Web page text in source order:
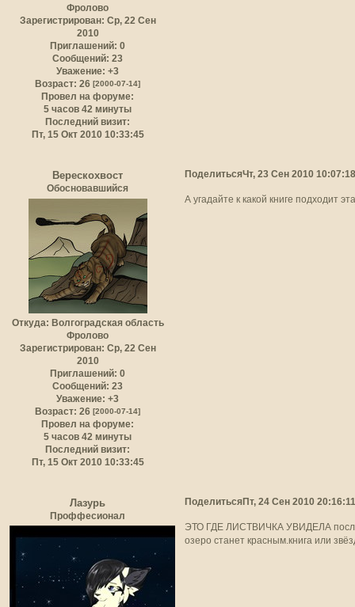
Фролово
Зарегистрирован: Ср, 22 Сен
2010
Приглашений: 0
Сообщений: 23
Уважение: +3
Возраст: 26[2000-07-14]
Провел на форуме:
5 часов 42 минуты
Последний визит:
Пт, 15 Окт 2010 10:33:45
ПоделитьсяЧт, 23 Сен 2010 10:07:18
Верескохвост
Обосновавшийся
Откуда: Волгоградская область
Фролово
Зарегистрирован: Ср, 22 Сен
2010
Приглашений: 0
Сообщений: 23
Уважение: +3
Возраст: 26[2000-07-14]
Провел на форуме:
5 часов 42 минуты
Последний визит:
Пт, 15 Окт 2010 10:33:45
А угадайте к какой книге подходит
Поделиться Пт, 24 Сен 2010 20:16:11
Лазурь
Проффесионал
ЭТО ГДЕ ЛИСТВИЧКА УВИДЕЛА
озеро станет красным.книга или